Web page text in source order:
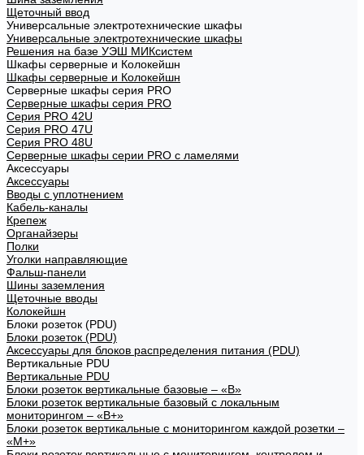
Щеточный ввод
Универсальные электротехнические шкафы
Универсальные электротехнические шкафы
Решения на базе УЭШ МИКсистем
Шкафы серверные и Колокейшн
Шкафы серверные и Колокейшн
Серверные шкафы серия PRO
Серверные шкафы серия PRO
Серия PRO 42U
Серия PRO 47U
Серия PRO 48U
Серверные шкафы серии PRO с ламелями
Аксессуары
Аксессуары
Вводы с уплотнением
Кабель-каналы
Крепеж
Органайзеры
Полки
Уголки направляющие
Фальш-панели
Шины заземления
Щеточные вводы
Колокейшн
Блоки розеток (PDU)
Блоки розеток (PDU)
Аксессуары для блоков распределения питания (PDU)
Вертикальные PDU
Вертикальные PDU
Блоки розеток вертикальные базовые – «В»
Блоки розеток вертикальные базовый с локальным
мониторингом – «В+»
Блоки розеток вертикальные с мониторингом каждой розетки –
«М+»